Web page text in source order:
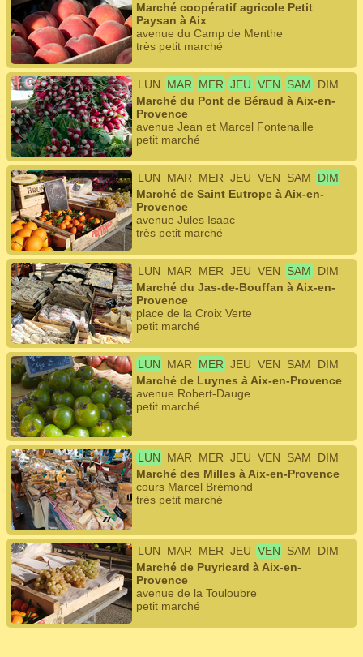
Marché coopératif agricole Petit
Paysan à Aix
avenue du Camp de Menthe
très petit marché
LUN MAR MER JEU VEN SAM
DIM
Marché du Pont de Béraud à Aix-en-
Provence
avenue Jean et Marcel Fontenaille
petit marché
LUN MAR MER JEU VEN SAM
DIM
Marché de Saint Eutrope à Aix-en-
Provence
avenue Jules Isaac
très petit marché
LUN MAR MER JEU VEN SAM
DIM
Marché du Jas-de-Bouffan à Aix-en-
Provence
place de la Croix Verte
petit marché
LUN MAR MER JEU VEN SAM
DIM
Marché de Luynes à Aix-en-Provence
avenue Robert-Dauge
petit marché
LUN MAR MER JEU VEN SAM
DIM
Marché des Milles à Aix-en-Provence
cours Marcel Brémond
très petit marché
LUN MAR MER JEU VEN SAM
DIM
Marché de Puyricard à Aix-en-
Provence
avenue de la Touloubre
petit marché